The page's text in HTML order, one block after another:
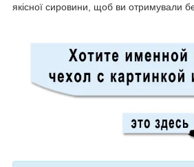
якісної сировини, щоб ви отримували